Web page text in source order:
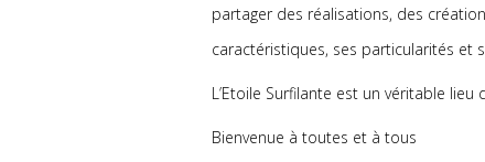
partager des réalisations, des
caractéristiques, ses particularités et
L’Etoile Surfilante est un véritable
Bienvenue à toutes et à tous